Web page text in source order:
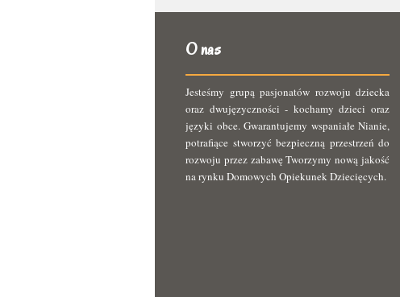
O nas
Jesteśmy grupą pasjonatów rozwoju dziecka
oraz dwujęzyczności - kochamy dzieci oraz
języki obce. Gwarantujemy wspaniałe Nianie,
potrafiące stworzyć bezpieczną przestrzeń do
rozwoju przez zabawę Tworzymy nową jakość
na rynku Domowych Opiekunek Dziecięcych.